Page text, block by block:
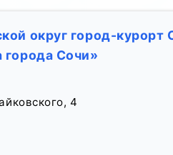
округ город-курорт
города Сочи»
4